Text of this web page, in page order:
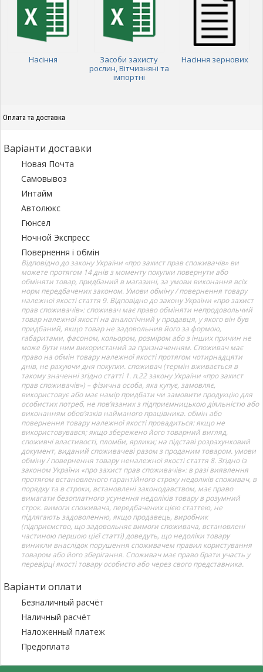
Насіння
Засоби захисту
рослин, Вітчизняні та
імпортні
Насіння зернових
Оплата та доставка
Варіанти доставки
Новая Почта
Самовывоз
Интайм
Автолюкс
Гюнсел
Ночной Экспресс
Повернення і обмін
Відповідно до закону України «про захист прав споживачів» ви
можете протягом 14 днів з моменту покупки повернути або
обміняти товар, придбаний в магазині, за умови виконання всіх
норм передбачених законом. Умови обміну / повернення товару
належної якості стаття 9. Відповідно до закону України «про захист
прав споживачів»: споживач має право обміняти непродовольчий
товар належної якості на аналогічний у продавця, у якого він був
придбаний, якщо товар не задовольнив його за формою,
габаритами, фасоном, кольором, розміром або з інших причин не
може бути ним використаний за призначенням. Споживач має
право на обмін товару належної якості протягом чотирнадцяти
днів, не рахуючи дня покупки. споживач (термін вживається в
такому значенні згідно статті 1. п.22 закону України «про захист
прав споживачів») – фізична особа, яка купує, замовляє,
використовує або має намір придбати чи замовити продукцію для
особистих потреб, не пов’язаних з підприємницькою діяльністю або
виконанням обов’язків найманого працівника. обмін або
повернення товару належної якості провадиться: якщо не
використовувався; якщо збережено його товарний вигляд,
споживчі властивості, пломби, ярлики; на підставі розрахунковий
документ, виданий споживачеві разом з проданим товаром. умови
обміну / повернення товару неналежної якості стаття 8. Згідно із
законом України «про захист прав споживачів»: в разі виявлення
протягом встановленого гарантійного строку недоліків споживач, в
порядку та в строки, встановлені законодавством, має право
вимагати безоплатного усунення недоліків товару в розумний
строк. вимоги споживача, передбачених цією статтею, не
підлягають задоволенню, якщо продавець, виробник
(підприємство, що задовольняє вимоги споживача, встановлені
частиною першою цієї статті) доведуть, що недоліки товару
виникли внаслідок порушення споживачем правил користування
товаром або його зберігання. Споживач має право брати участь у
перевірці якості товару особисто або через свого представника.
Варіанти оплати
Безналичный расчёт
Наличный расчёт
Наложенный платеж
Предоплата